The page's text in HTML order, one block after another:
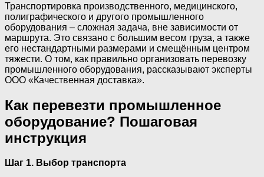
Транспортировка производственного, медицинского,
полиграфического и другого промышленного
оборудования – сложная задача, вне зависимости от
маршрута. Это связано с большим весом груза, а также
его нестандартными размерами и смещённым центром
тяжести. О том, как правильно организовать перевозку
промышленного оборудования, рассказывают эксперты
ООО «Качественная доставка».
Как перевезти промышленное
оборудование? Пошаговая
инструкция
Шаг 1. Выбор транспорта